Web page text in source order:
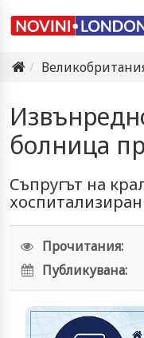
болница
Съпругът на
хоспитализиран
Прочитания:
Публикувана: